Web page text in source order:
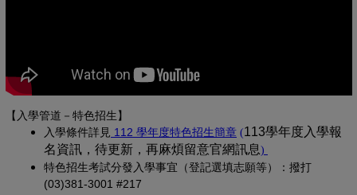
【入學管道－特色招生】
入學條件詳見 112 學年度特色招生簡章 (另開新視窗)
((PDF 檔，另開新視
113學年度入學報
名資訊，待更新，再麻煩留意官網訊息)
特色招生考試分發入學事宜（登記選填志願等）：撥打
(03)381-3001 #217